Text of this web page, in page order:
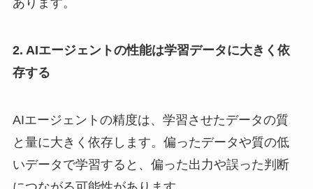
あります。
2. AIエージェントの性能は学習データに大きく依
存する
AIエージェントの精度は、学習させたデータの質
と量に大きく依存します。偏ったデータや質の低
いデータで学習すると、偏った出力や誤った判断